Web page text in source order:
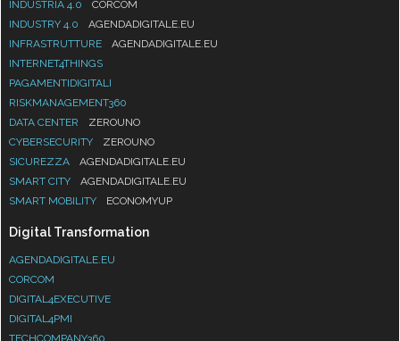
INDUSTRIA 4.0
CORCOM
INDUSTRY 4.0
AGENDADIGITALE.EU
INFRASTRUTTURE
AGENDADIGITALE.EU
INTERNET4THINGS
PAGAMENTIDIGITALI
RISKMANAGEMENT360
DATA CENTER
ZEROUNO
CYBERSECURITY
ZEROUNO
SICUREZZA
AGENDADIGITALE.EU
SMART CITY
AGENDADIGITALE.EU
SMART MOBILITY
ECONOMYUP
Digital Transformation
AGENDADIGITALE.EU
CORCOM
DIGITAL4EXECUTIVE
DIGITAL4PMI
TECHCOMPANY360